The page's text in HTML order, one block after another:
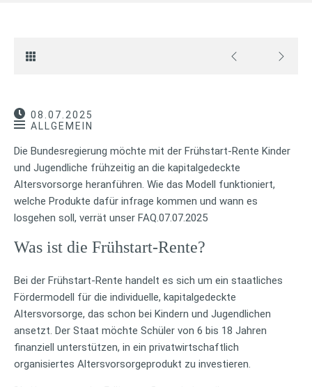
08.07.2025
ALLGEMEIN
Die Bundesregierung möchte mit der Frühstart-Rente Kinder
und Jugendliche frühzeitig an die kapitalgedeckte
Altersvorsorge heranführen. Wie das Modell funktioniert,
welche Produkte dafür infrage kommen und wann es
losgehen soll, verrät unser FAQ.07.07.2025
Was ist die Frühstart-Rente?
Bei der Frühstart-Rente handelt es sich um ein staatliches
Fördermodell für die individuelle, kapitalgedeckte
Altersvorsorge, das schon bei Kindern und Jugendlichen
ansetzt. Der Staat möchte Schüler von 6 bis 18 Jahren
finanziell unterstützen, in ein privatwirtschaftlich
organisiertes Altersvorsorgeprodukt zu investieren.